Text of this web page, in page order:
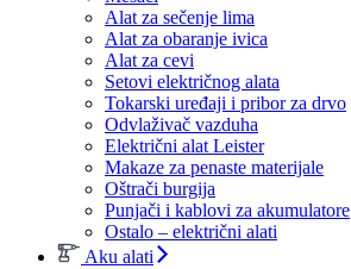
Alat za sečenje lima
Alat za obaranje ivica
Alat za cevi
Setovi električnog alata
Tokarski uređaji i pribor za drvo
Odvlaživač vazduha
Električni alat Leister
Makaze za penaste materijale
Oštrači burgija
Punjači i kablovi za akumulatore
Ostalo – električni alati
Aku alati